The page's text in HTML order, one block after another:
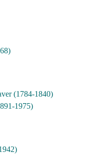
(1784-1840)
1975)